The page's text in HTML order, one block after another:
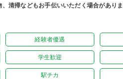
清掃などもお手伝いいただく場合があり
経験者優遇
学生歓迎
駅チカ